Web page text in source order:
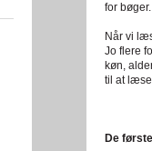
for
Når vi
Jo flere
køn,
til at læse
De